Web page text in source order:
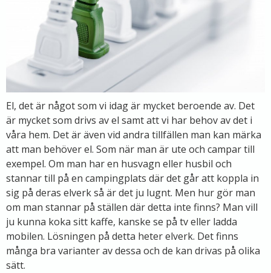
El, det är något som vi idag är mycket beroende av. Det
är mycket som drivs av el samt att vi har behov av det i
våra hem. Det är även vid andra tillfällen man kan märka
att man behöver el. Som när man är ute och campar till
exempel. Om man har en husvagn eller husbil och
stannar till på en campingplats där det går att koppla in
sig på deras elverk så är det ju lugnt. Men hur gör man
om man stannar på ställen där detta inte finns? Man vill
ju kunna koka sitt kaffe, kanske se på tv eller ladda
mobilen. Lösningen på detta heter elverk. Det finns
många bra varianter av dessa och de kan drivas på olika
sätt.